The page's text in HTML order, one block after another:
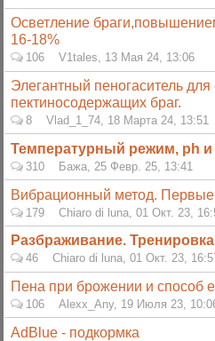
Осветление
16-18%
106 V1tales, 13 Мая 24, 13:06
Элегантный пеногаситель
пектиносодержащих браг.
8 Vlad_1_74, 18 Марта 24, 13:51
Температурный режим, ph
310 Бажа, 25 Февр. 25, 13:41
Вибрационный метод.
179 Сhiaro di luna, 01 Окт. 23,
Разбраживание.
46 Сhiaro di luna, 01 Окт. 23,
Пена при брожении и способ
106 Alexx_Any, 19 Июля 23,
AdBlue - подкормка